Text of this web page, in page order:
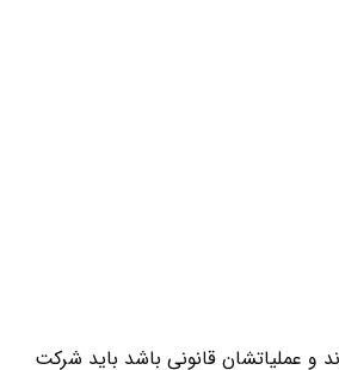
و عملیاتشان قانونی باشد باید شرکت